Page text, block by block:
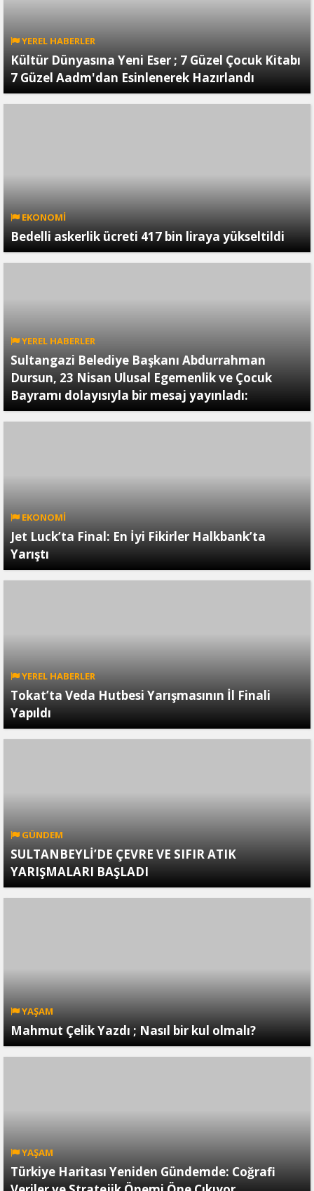
YEREL HABERLER
Kültür Dünyasına Yeni Eser ; 7 Güzel Çocuk Kitabı
7 Güzel Aadm'dan Esinlenerek Hazırlandı
EKONOMİ
Bedelli askerlik ücreti 417 bin liraya yükseltildi
YEREL HABERLER
Sultangazi Belediye Başkanı Abdurrahman
Dursun, 23 Nisan Ulusal Egemenlik ve Çocuk
Bayramı dolayısıyla bir mesaj yayınladı:
EKONOMİ
Jet Luck’ta Final: En İyi Fikirler Halkbank’ta
Yarıştı
YEREL HABERLER
Tokat’ta Veda Hutbesi Yarışmasının İl Finali
Yapıldı
GÜNDEM
SULTANBEYLİ’DE ÇEVRE VE SIFIR ATIK
YARIŞMALARI BAŞLADI
YAŞAM
Mahmut Çelik Yazdı ; Nasıl bir kul olmalı?
YAŞAM
Türkiye Haritası Yeniden Gündemde: Coğrafi